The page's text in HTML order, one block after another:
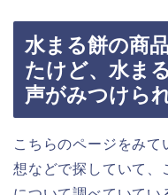
水まる餅の商
たけど、水ま
声がみつけら
こちらのページをみ
想などで探していて、